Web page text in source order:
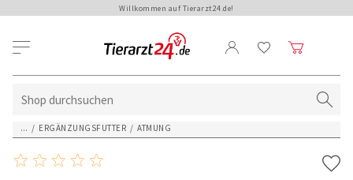
Willkommen auf Tierarzt24.de!
... / ERGÄNZUNGSFUTTER / ATMUNG